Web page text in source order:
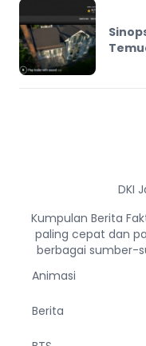
DKI
Kumpulan Berita
paling cepat dan
berbagai sumber-
Animasi
Berita